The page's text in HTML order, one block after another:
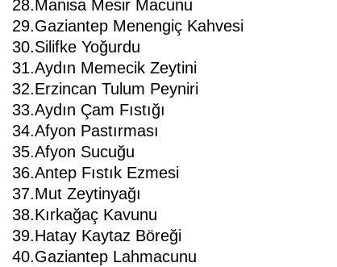
28.Manisa Mesir Macunu
29.Gaziantep Menengiç Kahvesi
30.Silifke Yoğurdu
31.Aydın Memecik Zeytini
32.Erzincan Tulum Peyniri
33.Aydın Çam Fıstığı
34.Afyon Pastırması
35.Afyon Sucuğu
36.Antep Fıstık Ezmesi
37.Mut Zeytinyağı
38.Kırkağaç Kavunu
39.Hatay Kaytaz Böreği
40.Gaziantep Lahmacunu